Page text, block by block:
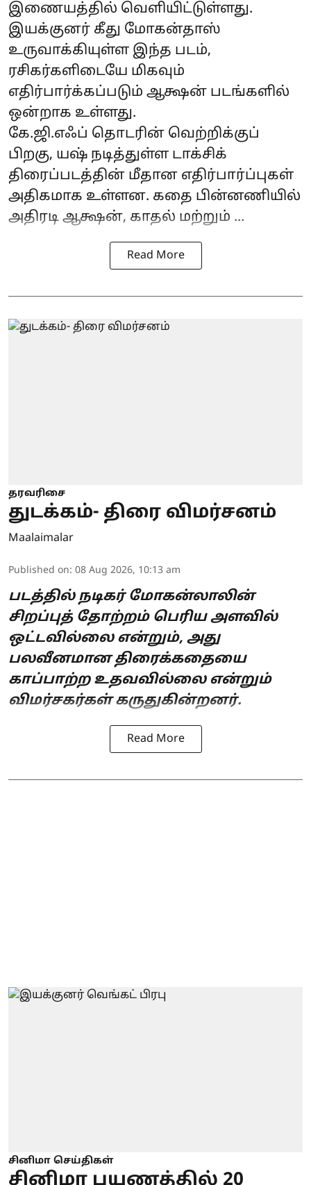
இணையத்தில் வெளியிட்டுள்ளது.
இயக்குனர் கீது மோகன்தாஸ்
உருவாக்கியுள்ள இந்த படம்,
ரசிகர்களிடையே மிகவும்
எதிர்பார்க்கப்படும் ஆக்ஷன் படங்களில்
ஒன்றாக உள்ளது.
கே.ஜி.எஃப் தொடரின் வெற்றிக்குப்
பிறகு, யஷ் நடித்துள்ள டாக்சிக்
திரைப்படத்தின் மீதான எதிர்பார்ப்புகள்
அதிகமாக உள்ளன. கதை பின்னணியில்
அதிரடி ஆக்ஷன், காதல் மற்றும் ...
Read More
தரவரிசை
துடக்கம்- திரை விமர்சனம்
Maalaimalar
Published on: 08 Aug 2026, 10:13 am
படத்தில் நடிகர் மோகன்லாலின்
சிறப்புத் தோற்றம் பெரிய அளவில்
ஒட்டவில்லை என்றும், அது
பலவீனமான திரைக்கதையை
காப்பாற்ற உதவவில்லை என்றும்
விமர்சகர்கள் கருதுகின்றனர்.
Read More
சினிமா செய்திகள்